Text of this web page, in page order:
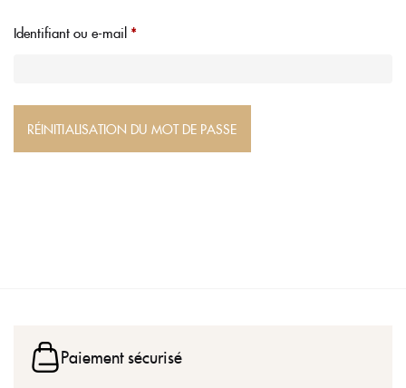
Identifiant ou e-mail *
RÉINITIALISATION DU MOT DE PASSE
Paiement sécurisé